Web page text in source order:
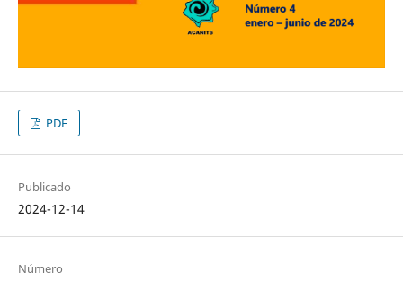
PDF
Publicado
2024-12-14
Número